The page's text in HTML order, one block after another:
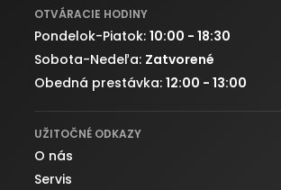
OTVÁRACIE HODINY
Pondelok-Piatok: 10:00 - 18:30
Sobota-Nedeľa: Zatvorené
Obedná prestávka: 12:00 - 13:00
UŽITOČNÉ ODKAZY
O nás
Servis